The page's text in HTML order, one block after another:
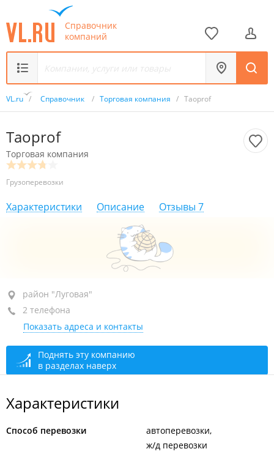
Справочник
компаний
VL.ru / Справочник / Торговая компания / Taoprof
Taoprof
Торговая компания
Грузоперевозки
Характеристики Описание Отзывы 7
район "Луговая", ул. Светланская, 150
ТЦ "Лидер"
+7 994 008-98-40
+7 984 140-17-11
сегодня закрыто
район "Луговая"
2 телефона
Показать адреса и контакты
Поднять эту компанию
в разделах наверх
Характеристики
Способ перевозки
автоперевозки
ж/д перевозки